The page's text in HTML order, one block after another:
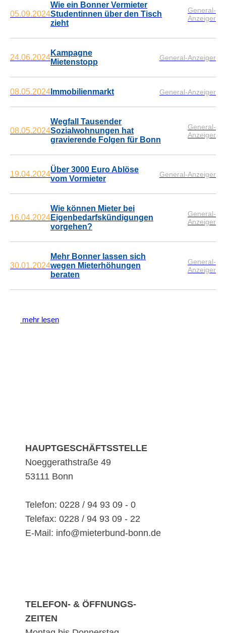
05.09.2024
Wie ein Bonner Vermieter
Studentinnen über den Tisch
zieht
General-
Anzeiger
24.06.2024
Kampagne
Mietenstopp
General-Anzeiger
08.05.2024 Immobilienmarkt General-Anzeiger
08.05.2024
Wegfall Tausender
Sozialwohnungen hat
gravierende Folgen für Bonn
General-
Anzeiger
19.04.2024
Über 3000 Euro Ablöse
vom Vormieter
General-Anzeiger
16.04.2024
Wie können Mieter bei
Eigenbedarfskündigungen
vorgehen?
General-
Anzeiger
30.01.2024
Mehr Bonner lassen sich
wegen Mieterhöhungen
beraten
General-
Anzeiger
mehr lesen
HAUPTGESCHÄFTSSTELLE
Noeggerathstraße 49
53111 Bonn
Telefon: 0228 / 94 93 09 - 0
Telefax: 0228 / 94 93 09 - 22
E-Mail: info@mieterbund-bonn.de
TELEFON- & ÖFFNUNGS-
ZEITEN